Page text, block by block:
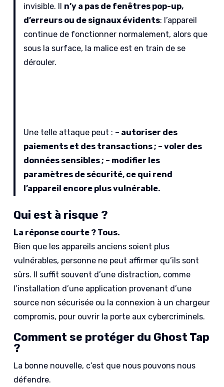
invisible. Il n’y a pas de fenêtres pop-up,
d’erreurs ou de signaux évidents: l’appareil
continue de fonctionner normalement, alors que
sous la surface, la malice est en train de se
dérouler.
Une telle attaque peut : – autoriser des
paiements et des transactions ; – voler des
données sensibles ; – modifier les
paramètres de sécurité, ce qui rend
l’appareil encore plus vulnérable.
Qui est à risque ?
La réponse courte ? Tous.
Bien que les appareils anciens soient plus
vulnérables, personne ne peut affirmer qu’ils sont
sûrs. Il suffit souvent d’une distraction, comme
l’installation d’une application provenant d’une
source non sécurisée ou la connexion à un chargeur
compromis, pour ouvrir la porte aux cybercriminels.
Comment se protéger du Ghost Tap
?
La bonne nouvelle, c’est que nous pouvons nous
défendre.